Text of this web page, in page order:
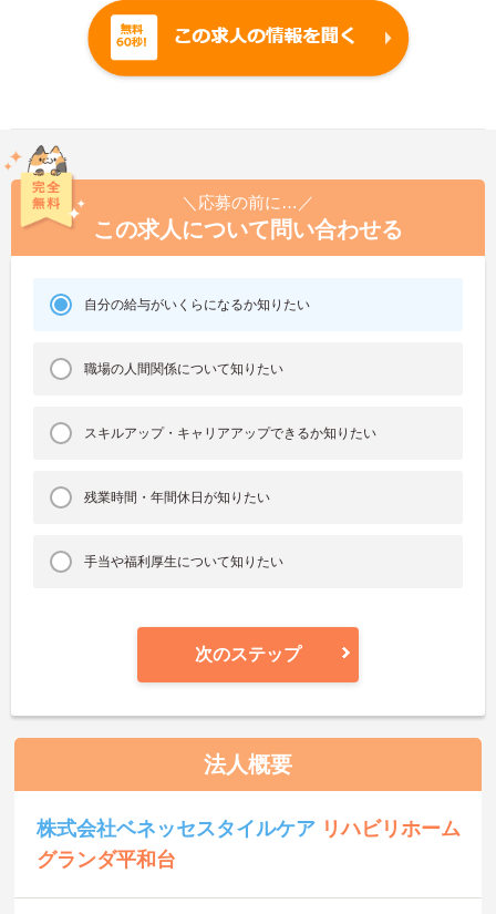
＼応募の前に…／
この求人について問い合わせる
自分の給与がいくらになるか知りたい
職場の人間関係について知りたい
スキルアップ・キャリアアップできるか知りたい
残業時間・年間休日が知りたい
手当や福利厚生について知りたい
次のステップ
法人概要
株式会社ベネッセスタイルケア リハビリホーム
グランダ平和台